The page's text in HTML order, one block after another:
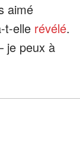
aimé
t-elle révélé.
je peux à